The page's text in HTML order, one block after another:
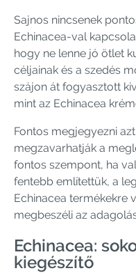
Sajnos nincsenek
Echinacea-val
hogy ne lenne jó ötlet
céljainak és a szedés
szájon át fogyasztott
mint az Echinacea
Fontos megjegyezni
megzavarhatják a
fontos szempont, ha
fentebb említettük, a
Echinacea termékekre
megbeszéli az
Echinacea:
kiegészítő